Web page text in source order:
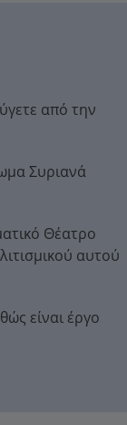
από την
Συριανά
Θέατρο
αυτού
είναι έργο